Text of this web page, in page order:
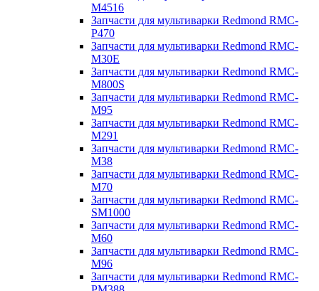
M4516
Запчасти для мультиварки Redmond RMC-
P470
Запчасти для мультиварки Redmond RMC-
M30E
Запчасти для мультиварки Redmond RMC-
M800S
Запчасти для мультиварки Redmond RMC-
M95
Запчасти для мультиварки Redmond RMC-
M291
Запчасти для мультиварки Redmond RMC-
M38
Запчасти для мультиварки Redmond RMC-
M70
Запчасти для мультиварки Redmond RMC-
SM1000
Запчасти для мультиварки Redmond RMC-
M60
Запчасти для мультиварки Redmond RMC-
M96
Запчасти для мультиварки Redmond RMC-